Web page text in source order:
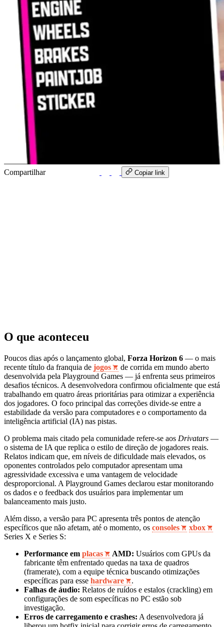
Compartilhar Copiar link
O que aconteceu
Poucos dias após o lançamento global, Forza Horizon 6 — o mais
recente título da franquia de jogos
de corrida em mundo aberto
desenvolvida pela Playground Games — já enfrenta seus primeiros
desafios técnicos. A desenvolvedora confirmou oficialmente que está
trabalhando em quatro áreas prioritárias para otimizar a experiência
dos jogadores. O foco principal das correções divide-se entre a
estabilidade da versão para computadores e o comportamento da
inteligência artificial (IA) nas pistas.
O problema mais citado pela comunidade refere-se aos Drivatars —
o sistema de IA que replica o estilo de direção de jogadores reais.
Relatos indicam que, em níveis de dificuldade mais elevados, os
oponentes controlados pelo computador apresentam uma
agressividade excessiva e uma vantagem de velocidade
desproporcional. A Playground Games declarou estar monitorando
os dados e o feedback dos usuários para implementar um
balanceamento mais justo.
Além disso, a versão para PC apresenta três pontos de atenção
específicos que não afetam, até o momento, os consoles
xbox
Series X e Series S:
Performance em placas AMD: Usuários com GPUs da
fabricante têm enfrentado quedas na taxa de quadros
(framerate), com a equipe técnica buscando otimizações
específicas para esse hardware
.
Falhas de áudio: Relatos de ruídos e estalos (crackling) em
configurações de som específicas no PC estão sob
investigação.
Erros de carregamento e crashes: A desenvolvedora já